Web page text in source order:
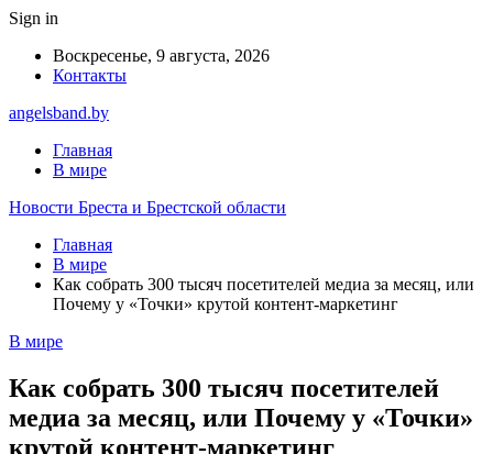
Sign in
Воскресенье, 9 августа, 2026
Контакты
angelsband.by
Главная
В мире
Новости Бреста и Брестской области
Главная
В мире
Как собрать 300 тысяч посетителей медиа за месяц, или
Почему у «Точки» крутой контент-маркетинг
В мире
Как собрать 300 тысяч посетителей
медиа за месяц, или Почему у «Точки»
крутой контент-маркетинг